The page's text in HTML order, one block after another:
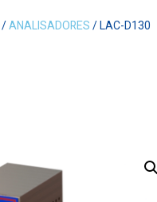
/ANALISADORES/ LAC-D130